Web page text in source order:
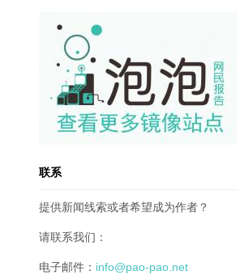
pao-pao-banner-mirror-site-
联系
提供新闻线索或者希望成为作者？
请联系我们：
电子邮件： info@pao-pao.net